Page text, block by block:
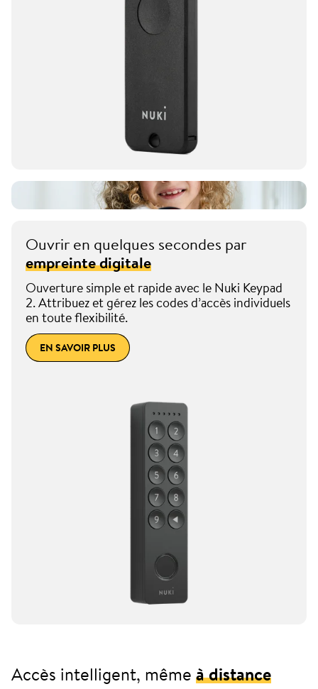
Ouvrir en quelques secondes par
empreinte digitale
Ouverture simple et rapide avec le Nuki Keypad
2. Attribuez et gérez les codes d’accès individuels
en toute flexibilité.
EN SAVOIR PLUS
Accès intelligent, même à distance